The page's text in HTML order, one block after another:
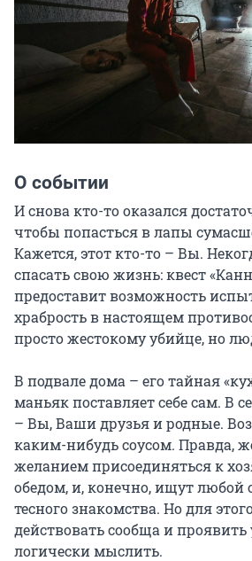
О событии
И снова кто-то оказался
чтобы попасться в лапы
Кажется, этот кто-то – Вы.
спасать свою жизнь: квест
предоставит возможность
храбрость в настоящем
просто жестокому убийце, но
В подвале дома – его тайная
маньяк поставляет себе сам. В
– Вы, Ваши друзья и родные.
каким-нибудь соусом. Правда,
желанием присоединяться к
обедом, и, конечно, ищут любой
тесного знакомства. Но для
действовать сообща и
логически мыслить.